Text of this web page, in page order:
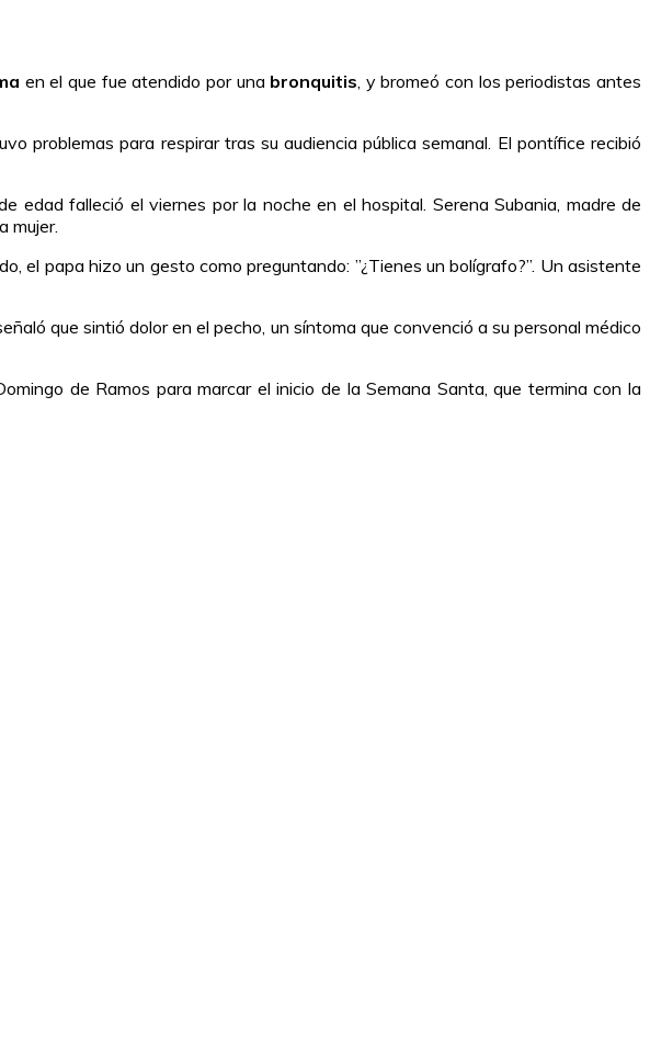
en el que fue atendido por una bronquitis , y bromeó con los periodistas antes
problemas para respirar tras su audiencia pública semanal. El pontífice recibió
falleció el viernes por la noche en el hospital. Serena Subania, madre de
mujer.
el papa hizo un gesto como preguntando: ”¿Tienes un bolígrafo?”. Un asistente
que sintió dolor en el pecho, un síntoma que convenció a su personal médico
de Ramos para marcar el inicio de la Semana Santa, que termina con la